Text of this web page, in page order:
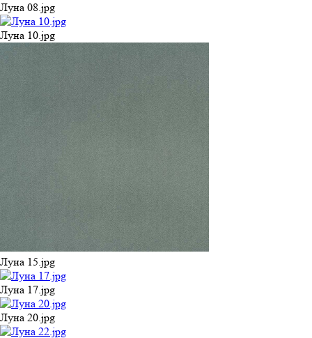
Луна 08.jpg
Луна 10.jpg
Луна 15.jpg
Луна 17.jpg
Луна 20.jpg